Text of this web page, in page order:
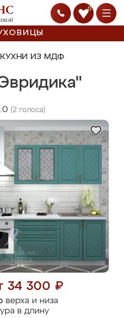
0
КУХНИ ИЗ МДФ
(2 голоса)
34 300 ₽
верха и низа
в длину